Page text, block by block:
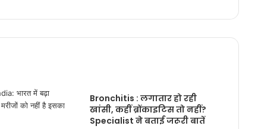
Bronchitis : लगातार हो रही
खांसी, कहीं ब्रोंकाइटिस तो नहीं?
Specialist ने बताई जरूरी बातें